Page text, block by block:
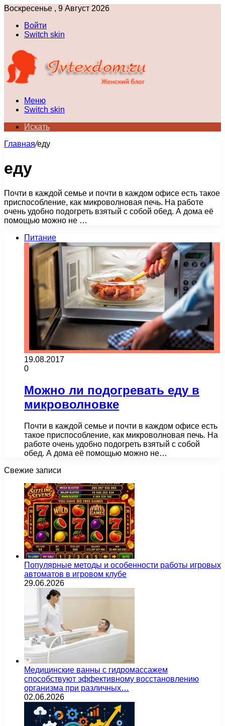
Воскресенье , 9 Август 2026
Войти
Switch skin
Меню
Switch skin
Искать
Главная/еду
еду
Почти в каждой семье и почти в каждом офисе есть такое
приспособление, как микроволновая печь. На работе
очень удобно подогреть взятый с собой обед. А дома её
помощью можно не …
Питание
19.08.2017
0
Можно ли подогревать еду в
микроволновке
Почти в каждой семье и почти в каждом офисе есть
такое приспособление, как микроволновая печь. На
работе очень удобно подогреть взятый с собой
обед. А дома её помощью можно не…
Свежие записи
Популярные методы и особенности работы игровых
автоматов в игровом клубе
29.06.2026
Медицинские ванны с гидромассажем
способствуют эффективному восстановлению
организма при различных…
02.06.2026